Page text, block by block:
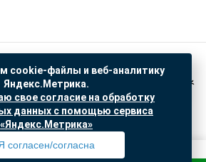
персональных данных
данных Яндекс Метрика
права защищены. Предложение не является публичной
и информация на сайте ознакомительные
и продвижение вSO.USE
cookie-файлы и веб-аналитику
Яндекс.Метрика.
свое согласие на обработку
данных с помощью сервиса
«Яндекс.Метрика»
согласен/согласна